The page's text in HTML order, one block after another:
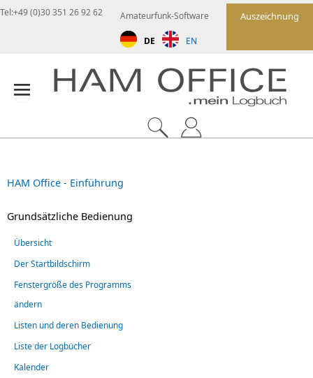
Auszeichnung
Amateurfunk-Software
DE EN
Tel:+49 (0)30 351 26 92 62
HAM Office - Einführung
Grundsätzliche Bedienung
Übersicht
Der Startbildschirm
Fenstergröße des Programms
ändern
Listen und deren Bedienung
Liste der Logbücher
Kalender